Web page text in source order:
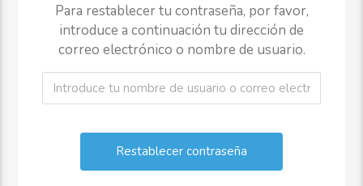
Para restablecer tu contraseña, por favor,
introduce a continuación tu dirección de
correo electrónico o nombre de usuario.